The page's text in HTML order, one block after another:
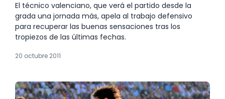
El técnico valenciano, que verá el partido desde la
grada una jornada más, apela al trabajo defensivo
para recuperar las buenas sensaciones tras los
tropiezos de las últimas fechas.
20 octubre 2011